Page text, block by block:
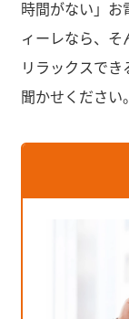
時間がない」
ィーレなら、そ
リラックスで
聞かせください。